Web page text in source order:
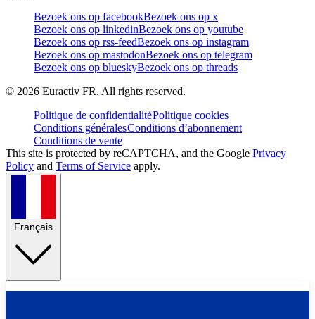
Bezoek ons op facebookBezoek ons op x
Bezoek ons op linkedinBezoek ons op youtube
Bezoek ons op rss-feedBezoek ons op instagram
Bezoek ons op mastodonBezoek ons op telegram
Bezoek ons op blueskyBezoek ons op threads
© 2026 Euractiv FR. All rights reserved.
Politique de confidentialitéPolitique cookies
Conditions généralesConditions d’abonnement
Conditions de vente
This site is protected by reCAPTCHA, and the Google Privacy
Policy and Terms of Service apply.
Français